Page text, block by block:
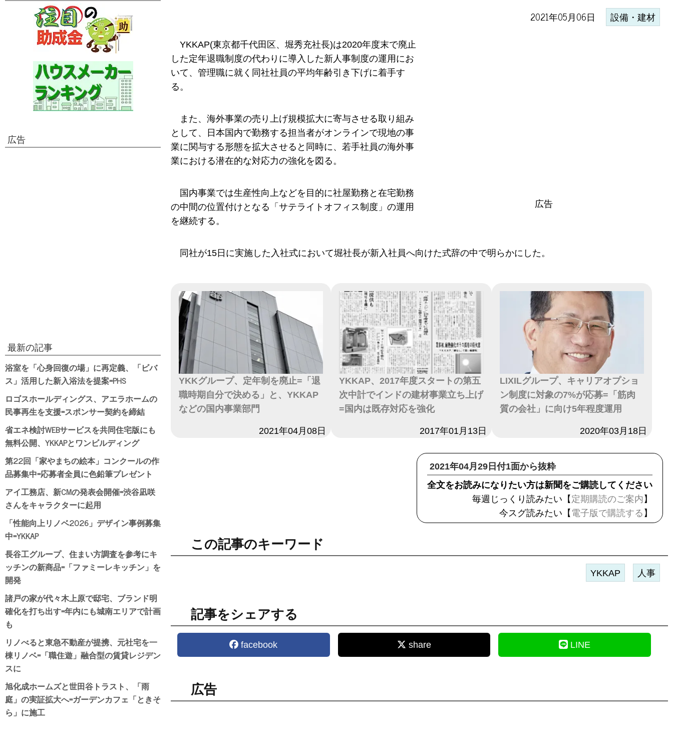
2021年05月06日 設備・建材
広告
YKKAP(東京都千代田区、堀秀充社長)は2020年度末で廃止
した定年退職制度の代わりに導入した新人事制度の運用にお
いて、管理職に就く同社社員の平均年齢引き下げに着手す
る。
また、海外事業の売り上げ規模拡大に寄与させる取り組み
として、日本国内で勤務する担当者がオンラインで現地の事
業に関与する形態を拡大させると同時に、若手社員の海外事
業における潜在的な対応力の強化を図る。
国内事業では生産性向上などを目的に社屋勤務と在宅勤務
の中間の位置付けとなる「サテライトオフィス制度」の運用
を継続する。
同社が15日に実施した入社式において堀社長が新入社員へ向けた式辞の中で明らかにした。
YKKグループ、定年制を廃止=「退
職時期自分で決める」と、YKKAP
などの国内事業部門
2021年04月08日
YKKAP、2017年度スタートの第五
次中計でインドの建材事業立ち上げ
=国内は既存対応を強化
2017年01月13日
LIXILグループ、キャリアオプショ
ン制度に対象の7%が応募=「筋肉
質の会社」に向け5年程度運用
2020年03月18日
2021年04月29日付1面から抜粋
全文をお読みになりたい方は新聞をご購読してください
毎週じっくり読みたい【 定期購読のご案内 】
今スグ読みたい【 電子版で購読する 】
この記事のキーワード
YKKAP 人事
記事をシェアする
facebook share LINE
広告
広告
最新の記事
浴室を「心身回復の場」に再定義、「ビバ
ス」活用した新入浴法を提案=PHS
ロゴスホールディングス、アエラホームの
民事再生を支援=スポンサー契約を締結
省エネ検討WEBサービスを共同住宅版にも
無料公開、YKKAPとワンビルディング
第22回「家やまちの絵本」コンクールの作
品募集中=応募者全員に色鉛筆プレゼント
アイ工務店、新CMの発表会開催=渋谷凪咲
さんをキャラクターに起用
「性能向上リノベ2026」デザイン事例募集
中=YKKAP
長谷工グループ、住まい方調査を参考にキ
ッチンの新商品=「ファミーレキッチン」を
開発
諸戸の家が代々木上原で邸宅、ブランド明
確化を打ち出す=年内にも城南エリアで計画
も
リノべると東急不動産が提携、元社宅を一
棟リノベ=「職住遊」融合型の賃貸レジデン
スに
旭化成ホームズと世田谷トラスト、「雨
庭」の実証拡大へ=ガーデンカフェ「ときそ
ら」に施工